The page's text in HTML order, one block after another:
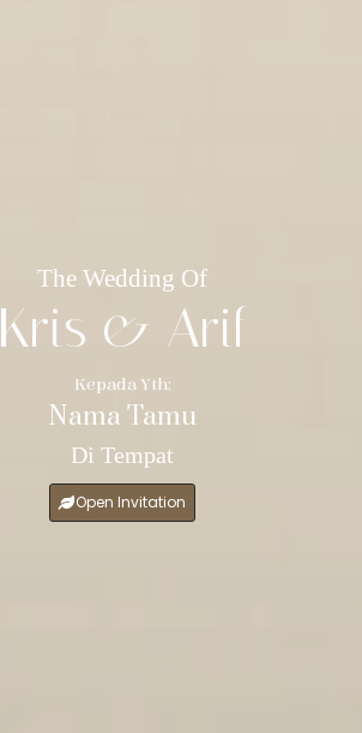
The Wedding Of
Kris & Arif
Kepada Yth:
Nama Tamu
Di Tempat
Open Invitation